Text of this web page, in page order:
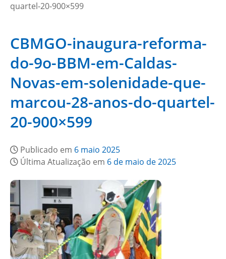
quartel-20-900×599
CBMGO-inaugura-reforma-
do-9o-BBM-em-Caldas-
Novas-em-solenidade-que-
marcou-28-anos-do-quartel-
20-900×599
Publicado em 6 maio 2025
Última Atualização em 6 de maio de 2025